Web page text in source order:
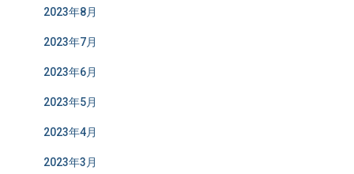
2023年8月
2023年7月
2023年6月
2023年5月
2023年4月
2023年3月